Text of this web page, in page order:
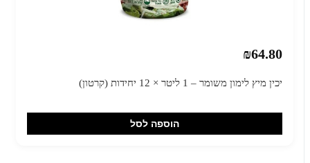
₪64.80
יכין מיץ לימון משומר – 1 ליטר × 12 יחידות (קרטון)
הוספה לסל